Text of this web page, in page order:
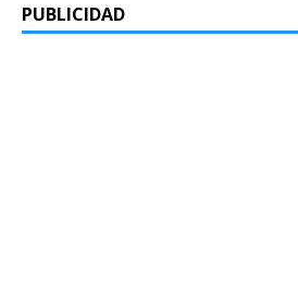
PUBLICIDAD